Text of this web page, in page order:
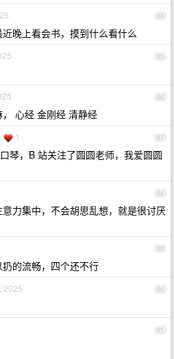
84
晚上看会书，摸到什么看什么
85
86
心经 金刚经 清静经
87
1
琴，B 站关注了圆圆老师，我爱圆圆
88
力集中，不会胡思乱想，就是很讨厌
89
的流畅，四个还不行
90
2025
91